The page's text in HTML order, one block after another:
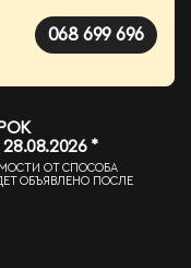
068 699 696
*
ОТ СПОСОБА
ОБЪЯВЛЕНО ПОСЛЕ